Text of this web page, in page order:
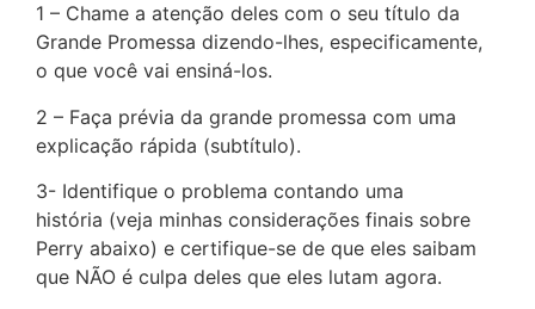
1 – Chame a atenção deles com o seu título da
Grande Promessa dizendo-lhes, especificamente,
o que você vai ensiná-los.
2 – Faça prévia da grande promessa com uma
explicação rápida (subtítulo).
3- Identifique o problema contando uma
história (veja minhas considerações finais sobre
Perry abaixo) e certifique-se de que eles saibam
que NÃO é culpa deles que eles lutam agora.